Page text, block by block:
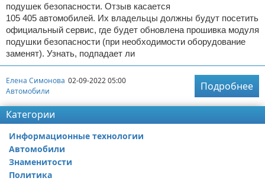
подушек безопасности. Отзыв касается
105 405 автомобилей. Их владельцы должны будут посетить
официальный сервис, где будет обновлена прошивка модуля
подушки безопасности (при необходимости оборудование
заменят). Узнать, подпадает ли
Елена Симонова 02-09-2022 05:00
Автомобили
Подробнее
Категории
Информационные технологии
Автомобили
Знаменитости
Политика